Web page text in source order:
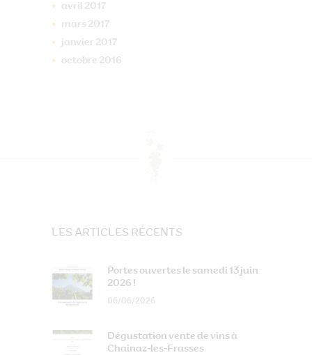
avril 2017
mars 2017
janvier 2017
octobre 2016
LES ARTICLES RÉCENTS
Portes ouvertes le samedi 13 juin
2026 !
06/06/2026
Dégustation vente de vins à
Chainaz-les-Frasses